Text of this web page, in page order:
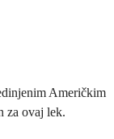
Američkim
za ovaj lek.